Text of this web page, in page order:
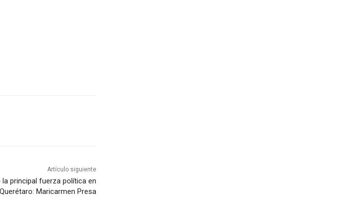
Artículo siguiente
la principal fuerza política en
Querétaro: Maricarmen Presa